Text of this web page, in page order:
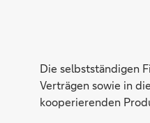
Die selbstständigen
Verträgen sowie in
kooperierenden